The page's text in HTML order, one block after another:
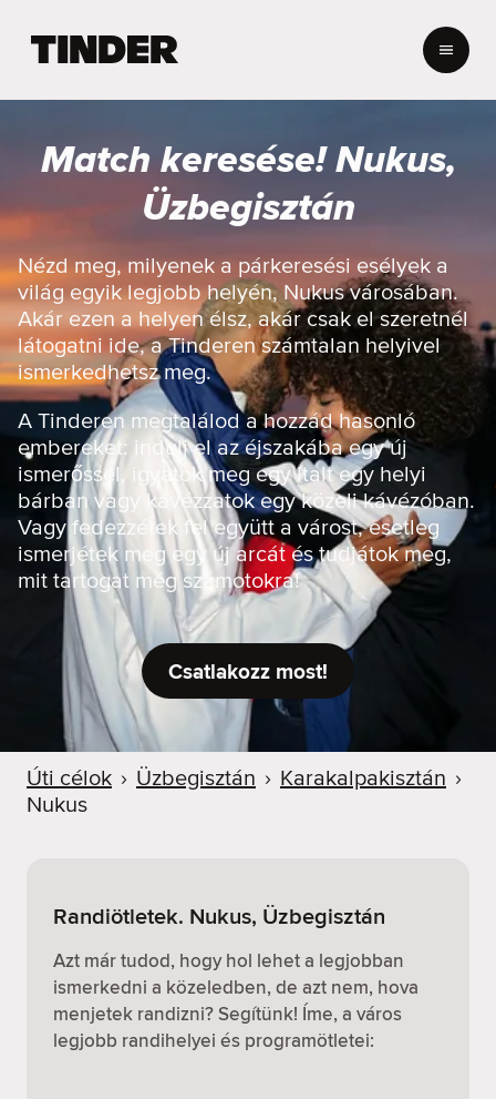
r
e
d
ő
o
l
d
a
l
Match keresése! Nukus,
Üzbegisztán
Nézd meg, milyenek a párkeresési esélyek a
világ egyik legjobb helyén, Nukus városában.
Akár ezen a helyen élsz, akár csak el szeretnél
látogatni ide, a Tinderen számtalan helyivel
ismerkedhetsz meg.
A Tinderen megtalálod a hozzád hasonló
embereket: indulj el az éjszakába egy új
ismerőssel, igyatok meg egy italt egy helyi
bárban vagy kávézzatok egy közeli kávézóban.
Vagy fedezzétek fel együtt a várost, esetleg
ismerjétek meg egy új arcát és tudjátok meg,
mit tartogat még számotokra!
Csatlakozz most!
Úti célok › Üzbegisztán › Karakalpakisztán ›
Nukus
Randiötletek. Nukus, Üzbegisztán
Azt már tudod, hogy hol lehet a legjobban
ismerkedni a közeledben, de azt nem, hova
menjetek randizni? Segítünk! Íme, a város
legjobb randihelyei és programötletei: